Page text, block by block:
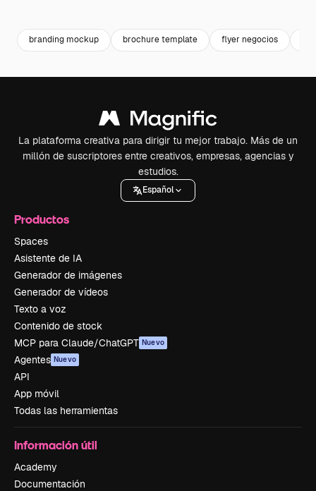
branding mockup brochure template flyer negocios
La plataforma creativa para dirigir tu mejor trabajo. Más de un
millón de suscriptores entre creativos, empresas, agencias y
estudios.
Español
Productos
Spaces
Asistente de IA
Generador de imágenes
Generador de vídeos
Texto a voz
Contenido de stock
MCP para Claude/ChatGPT Nuevo
Agentes Nuevo
API
App móvil
Todas las herramientas
Información útil
Academy
Documentación